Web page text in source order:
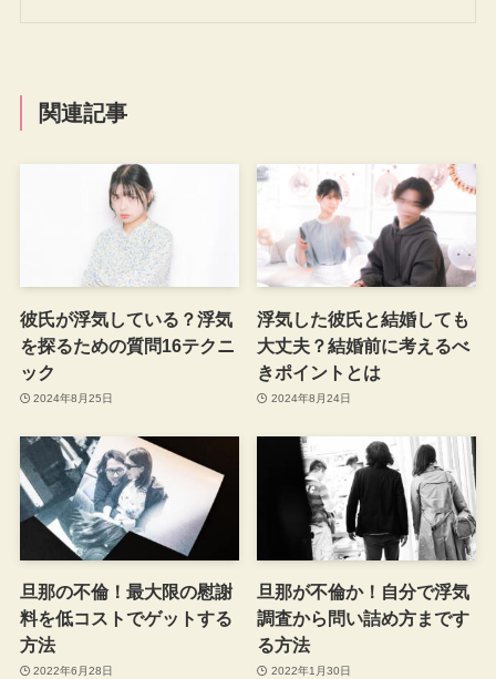
関連記事
彼氏が浮気している？浮気
を探るための質問16テクニ
ック
2024年8月25日
浮気した彼氏と結婚しても
大丈夫？結婚前に考えるべ
きポイントとは
2024年8月24日
旦那の不倫！最大限の慰謝
料を低コストでゲットする
方法
2022年6月28日
旦那が不倫か！自分で浮気
調査から問い詰め方まです
る方法
2022年1月30日